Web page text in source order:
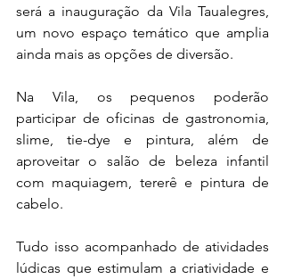
será a inauguração da Vila Taualegres,
um novo espaço temático que amplia
ainda mais as opções de diversão.
Na Vila, os pequenos poderão
participar de oficinas de gastronomia,
slime, tie-dye e pintura, além de
aproveitar o salão de beleza infantil
com maquiagem, tererê e pintura de
cabelo.
Tudo isso acompanhado de atividades
lúdicas que estimulam a criatividade e